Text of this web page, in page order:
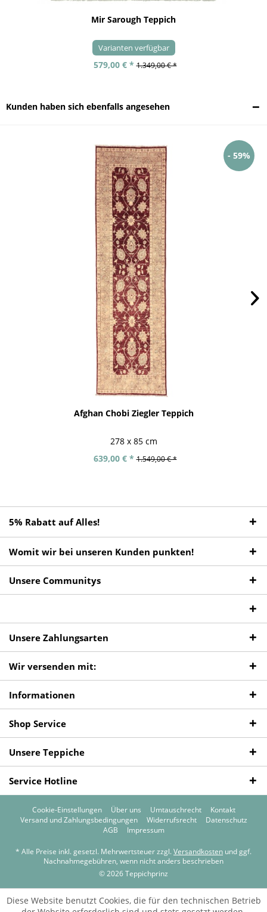
Mir Sarough Teppich
Varianten verfügbar
579,00 € * 1.349,00 € *
Kunden haben sich ebenfalls angesehen
- 59%
Afghan Chobi Ziegler Teppich
278 x 85 cm
639,00 € * 1.549,00 € *
5% Rabatt auf Alles!
Womit wir bei unseren Kunden punkten!
Unsere Communitys
Unsere Zahlungsarten
Wir versenden mit:
Informationen
Shop Service
Unsere Teppiche
Service Hotline
Cookie-Einstellungen Über uns Umtauschrecht
Kontakt
Versand und Zahlungsbedingungen
Widerrufsrecht
Datenschutz
AGB
Impressum
* Alle Preise inkl. gesetzl. Mehrwertsteuer zzgl. Versandkosten und ggf.
Nachnahmegebühren, wenn nicht anders beschrieben
© 2026 Teppichprinz
Diese Website benutzt Cookies, die für den technischen Betrieb